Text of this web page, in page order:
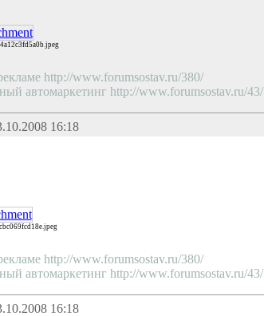
http://www.forumsostav.ru/380/
автомаркетинг http://www.forumsostav.ru/43/
16:18
http://www.forumsostav.ru/380/
автомаркетинг http://www.forumsostav.ru/43/
16:18